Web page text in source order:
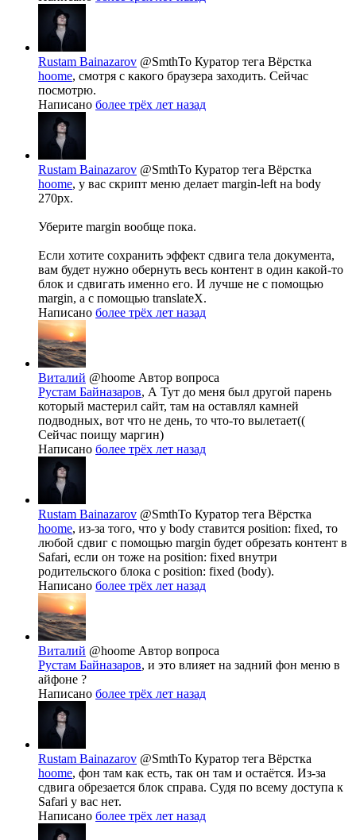
Rustam Bainazarov @SmthTo Куратор тега Вёрстка
hoome, смотря с какого браузера заходить. Сейчас
посмотрю.
Написано более трёх лет назад
Rustam Bainazarov @SmthTo Куратор тега Вёрстка
hoome, у вас скрипт меню делает margin-left на body
270px.
Уберите margin вообще пока.
Если хотите сохранить эффект сдвига тела документа,
вам будет нужно обернуть весь контент в один какой-то
блок и сдвигать именно его. И лучше не с помощью
margin, а с помощью translateX.
Написано более трёх лет назад
Виталий @hoome Автор вопроса
Рустам Байназаров, А Тут до меня был другой парень
который мастерил сайт, там на оставлял камней
подводных, вот что не день, то что-то вылетает((
Сейчас поищу маргин)
Написано более трёх лет назад
Rustam Bainazarov @SmthTo Куратор тега Вёрстка
hoome, из-за того, что у body ставится position: fixed, то
любой сдвиг с помощью margin будет обрезать контент в
Safari, если он тоже на position: fixed внутри
родительского блока с position: fixed (body).
Написано более трёх лет назад
Виталий @hoome Автор вопроса
Рустам Байназаров, и это влияет на задний фон меню в
айфоне ?
Написано более трёх лет назад
Rustam Bainazarov @SmthTo Куратор тега Вёрстка
hoome, фон там как есть, так он там и остаётся. Из-за
сдвига обрезается блок справа. Судя по всему доступа к
Safari у вас нет.
Написано более трёх лет назад